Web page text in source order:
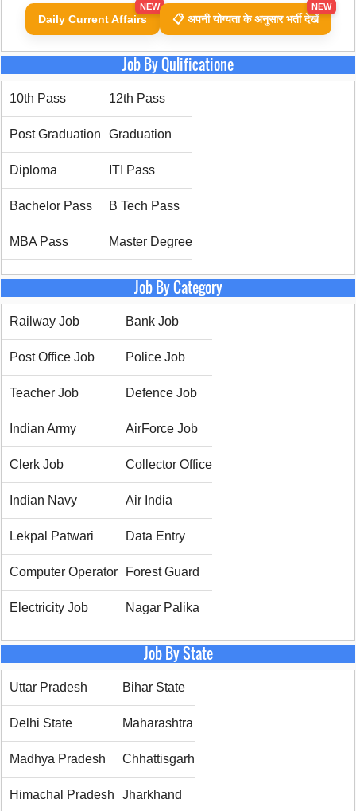
Daily Current Affairs
NEW
📋 अपनी योग्यता के अनुसार भर्ती देखें
NEW
Job By Qulificatione
10th Pass 12th Pass
Post Graduation Graduation
Diploma ITI Pass
Bachelor Pass B Tech Pass
MBA Pass Master Degree
Job By Category
Railway Job Bank Job
Post Office Job Police Job
Teacher Job Defence Job
Indian Army AirForce Job
Clerk Job Collector Office
Indian Navy Air India
Lekpal Patwari Data Entry
Computer Operator Forest Guard
Electricity Job Nagar Palika
Job By State
Uttar Pradesh Bihar State
Delhi State Maharashtra
Madhya Pradesh Chhattisgarh
Himachal Pradesh Jharkhand